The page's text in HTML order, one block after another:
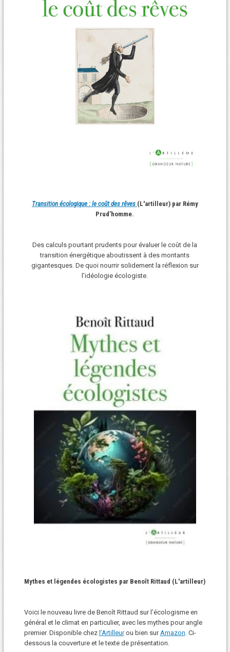
Transition écologique : le coût des rêves (L'artilleur) par Rémy
Prud’homme.
Des calculs pourtant prudents pour évaluer le coût de la
transition énergétique aboutissent à des montants
gigantesques. De quoi nourrir solidement la réflexion sur
l’idéologie écologiste.
Mythes et légendes écologistes par Benoît Rittaud (L'artilleur)
Voici le nouveau livre de Benoît Rittaud sur l’écologisme en
général et le climat en particulier, avec les mythes pour angle
premier. Disponible chez l’Artilleurou bien sur Amazon . Ci-
dessous la couverture et le texte de présentation.